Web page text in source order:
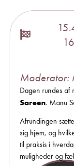
Moderator:
Dagen rundes af
Sareen. Manu
Afrundingen
sig hjem, og
til praksis i
muligheder og